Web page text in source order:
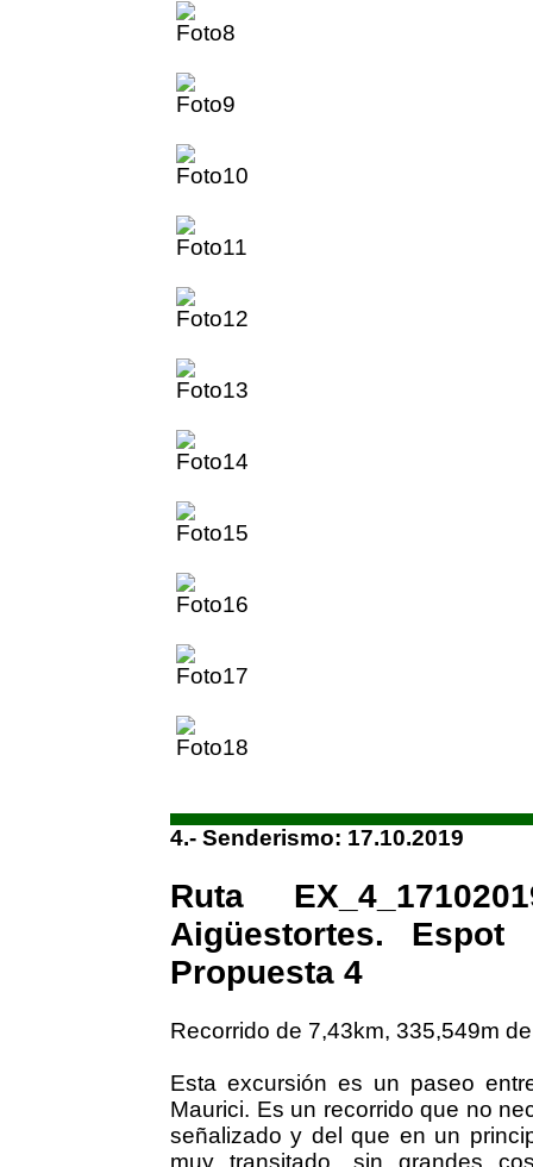
4.- Senderismo: 17.10.2019
Ruta
Aigüestortes.
Propuesta 4
Recorrido de 7,43km, 335,549m
Esta excursión es un paseo
Maurici. Es un recorrido que no
señalizado y del que en un
muy transitado, sin grandes